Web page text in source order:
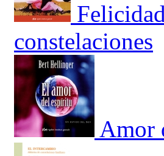
constelaciones
Amor